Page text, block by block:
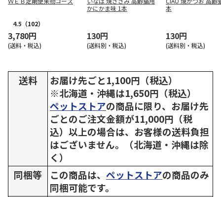
4.5 （102）
3,780円
(送料・税込)
かにかま味 1本
130円
(送料別・税込)
本
130円
(送料別・税込)
送料
お届け先ごと1,100円（税込）
※北海道・沖縄は1,650円（税込）
ペットストアの商品に限り、お届け先
ごとのご注文金額が11,000円（税
込）以上の場合は、お客様の送料負担
はございません。（北海道・沖縄は除
く）
同梱等
この商品は、 ペットストアの商品のみ
同梱可能です。